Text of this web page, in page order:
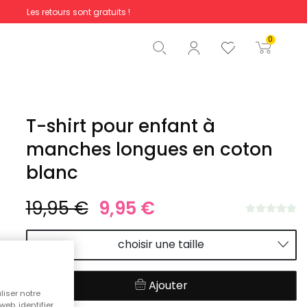
Les retours sont gratuits !
0
Total 0,00 €
Commencer la commande
T-shirt pour enfant à
manches longues en coton
blanc
19,95 € 9,95 €
choisir une taille
Ajouter
notre